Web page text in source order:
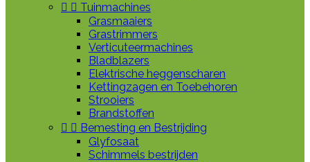
  Tuinmachines
Grasmaaiers
Grastrimmers
Verticuteermachines
Bladblazers
Elektrische heggenscharen
Kettingzagen en Toebehoren
Strooiers
Brandstoffen
  Bemesting en Bestrijding
Glyfosaat
Schimmels bestrijden